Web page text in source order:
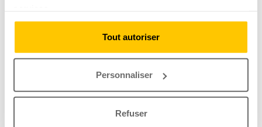
Tout autoriser
Personnaliser
Refuser